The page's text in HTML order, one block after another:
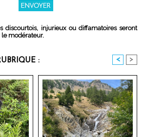
discourtois, injurieux ou diffamatoires seront
modérateur.
: < >